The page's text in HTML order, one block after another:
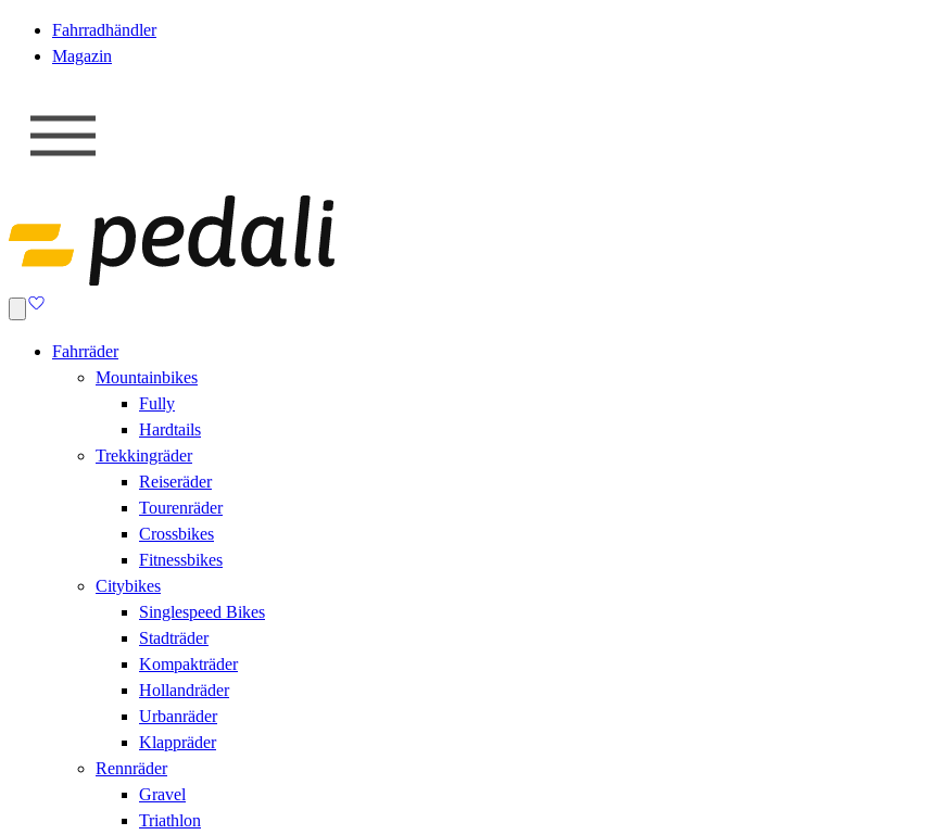
Fahrradhändler
Magazin
Fahrräder
Mountainbikes
Fully
Hardtails
Trekkingräder
Reiseräder
Tourenräder
Crossbikes
Fitnessbikes
Citybikes
Singlespeed Bikes
Stadträder
Kompakträder
Hollandräder
Urbanräder
Klappräder
Rennräder
Gravel
Triathlon